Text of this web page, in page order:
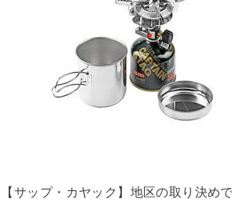
【サップ・カヤック】地区の取り決め